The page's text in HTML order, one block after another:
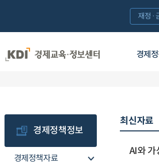
경제
재정·
경제정책정보
경제정책자료
최신자료
AI와 가